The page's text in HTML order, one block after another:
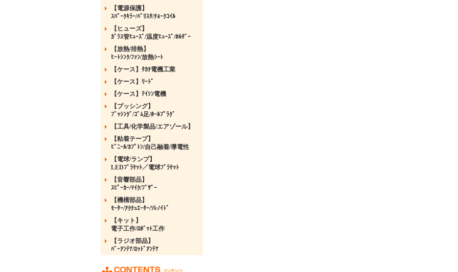
【電源保護】
ｽﾊﾟｰｸｷﾗｰ/ﾊﾞﾘｽﾀ/ﾁｮｰｸｺｲﾙ
【ヒューズ】
ｶﾞﾗｽ管ﾋｭｰｽﾞ/温度ﾋｭｰｽﾞ/ﾎﾙﾀﾞｰ
【放熱/排熱】
ﾋｰﾄｼﾝｸ/ﾌｧﾝ/放熱ｼｰﾄ
【ケース】ﾀｶﾁ電機工業
【ケース】ﾘｰﾄﾞ
【ケース】ﾃｲｼﾝ電機
【ブッシング】
ﾌﾞｯｼﾝｸﾞ/ｺﾞﾑ足/ﾎｰﾙﾌﾟﾗｸﾞ
【工具/化学製品/エアゾール】
【粘着テープ】
ﾋﾞﾆｰﾙ/ｶﾌﾟﾄﾝ/自己融着/導電性
【電球/ランプ】
LEDﾌﾞﾗｹｯﾄ／電球ﾌﾞﾗｹｯﾄ
【音響部品】
ｽﾋﾟｰｶｰ/ﾏｲｸ/ﾌﾞｻﾞｰ
【機構部品】
ﾓｰﾀｰ/ｱｸﾁｭｴｰﾀｰ/ｿﾚﾉｲﾄﾞ
【キット】
電子工作/ﾛﾎﾞｯﾄ工作
【ラジオ部品】
ﾊﾞｰｱﾝﾃﾅ/ﾛｯﾄﾞｱﾝﾃﾅ